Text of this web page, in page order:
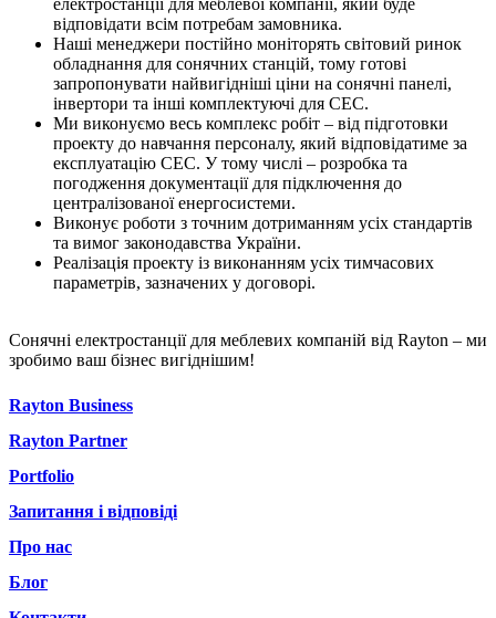
відповідати всім потребам замовника.
Наші менеджери постійно моніторять світовий ринок
обладнання для сонячних станцій, тому готові
запропонувати найвигідніші ціни на сонячні панелі,
інвертори та інші комплектуючі для СЕС.
Ми виконуємо весь комплекс робіт – від підготовки
проекту до навчання персоналу, який відповідатиме за
експлуатацію СЕС. У тому числі – розробка та
погодження документації для підключення до
централізованої енергосистеми.
Виконує роботи з точним дотриманням усіх стандартів
та вимог законодавства України.
Реалізація проекту із виконанням усіх тимчасових
параметрів, зазначених у договорі.
Сонячні електростанції для меблевих компаній від Rayton – ми
зробимо ваш бізнес вигіднішим!
Rayton Business
Rayton Partner
Portfolio
Запитання і відповіді
Про нас
Блог